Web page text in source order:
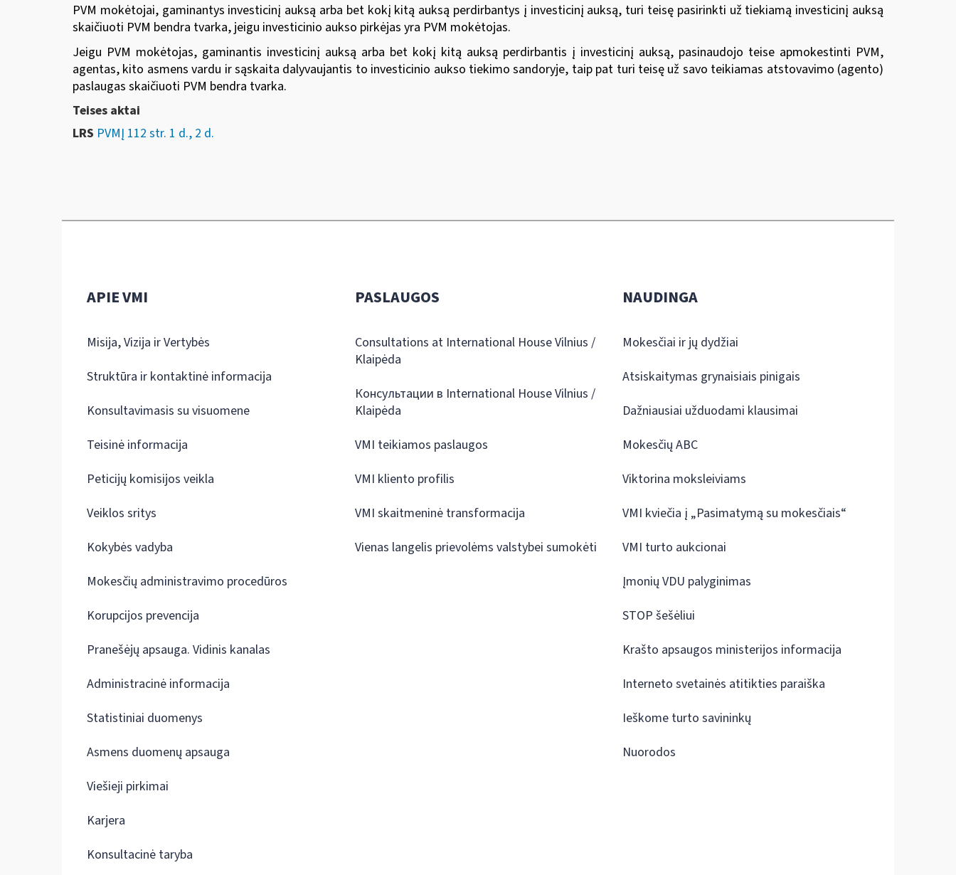
PVM mokėtojai, gaminantys investicinį auksą arba bet kokį kitą auksą perdirbantys į investicinį auksą, turi teisę pasirinkti už tiekiamą investicinį auksą
skaičiuoti PVM bendra tvarka, jeigu investicinio aukso pirkėjas yra PVM mokėtojas.
Jeigu PVM mokėtojas, gaminantis investicinį auksą arba bet kokį kitą auksą perdirbantis į investicinį auksą, pasinaudojo teise apmokestinti PVM,
agentas, kito asmens vardu ir sąskaita dalyvaujantis to investicinio aukso tiekimo sandoryje, taip pat turi teisę už savo teikiamas atstovavimo (agento)
paslaugas skaičiuoti PVM bendra tvarka.
Teises aktai
LRS PVMĮ 112 str. 1 d., 2 d.
APIE VMI
Misija, Vizija ir Vertybės
Struktūra ir kontaktinė informacija
Konsultavimasis su visuomene
Teisinė informacija
Peticijų komisijos veikla
Veiklos sritys
Kokybės vadyba
Mokesčių administravimo procedūros
Korupcijos prevencija
Pranešėjų apsauga. Vidinis kanalas
Administracinė informacija
Statistiniai duomenys
Asmens duomenų apsauga
Viešieji pirkimai
Karjera
Konsultacinė taryba
PASLAUGOS
Consultations at International House Vilnius /
Klaipėda
Консультации в International House Vilnius /
Klaipėda
VMI teikiamos paslaugos
VMI kliento profilis
VMI skaitmeninė transformacija
Vienas langelis prievolėms valstybei sumokėti
NAUDINGA
Mokesčiai ir jų dydžiai
Atsiskaitymas grynaisiais pinigais
Dažniausiai užduodami klausimai
Mokesčių ABC
Viktorina moksleiviams
VMI kviečia į „Pasimatymą su mokesčiais“
VMI turto aukcionai
Įmonių VDU palyginimas
STOP šešėliui
Krašto apsaugos ministerijos informacija
Interneto svetainės atitikties paraiška
Ieškome turto savininkų
Nuorodos